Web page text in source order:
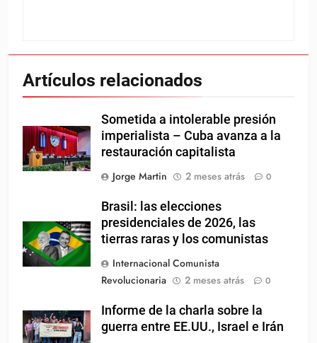
Artículos relacionados
Sometida a intolerable presión
imperialista – Cuba avanza a la
restauración capitalista
Jorge Martin
2 meses atrás 0
Brasil: las elecciones
presidenciales de 2026, las
tierras raras y los comunistas
Internacional Comunista
Revolucionaria
2 meses atrás 0
Informe de la charla sobre la
guerra entre EE.UU., Israel e Irán